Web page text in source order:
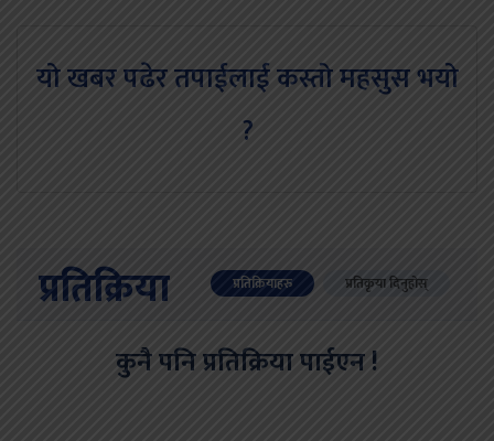
यो खबर पढेर तपाईलाई कस्तो महसुस भयो
?
प्रतिक्रिया प्रतिक्रियाहरु प्रतिकृया दिनुहोस्
कुनै पनि प्रतिक्रिया पाईएन !